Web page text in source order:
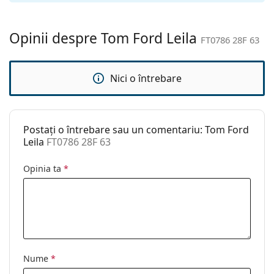
Altele
Sex:
Ochelari de soare
Brand:
Tom Ford
Utilizare:
Modă
Cod:
FT0786 28F 63
Opinii despre Tom Ford Leila FT0786 28F 63
Nici o întrebare
Postați o întrebare sau un comentariu: Tom Ford
Leila FT0786 28F 63
Opinia ta *
Nume *